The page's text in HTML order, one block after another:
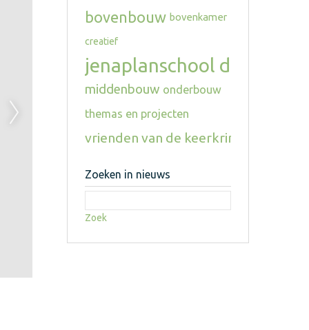
bovenbouw bovenkamer
creatief
jenaplanschool de
middenbouw onderbouw
themas en projecten
vrienden van de keerkring
Zoeken in nieuws
Zoek